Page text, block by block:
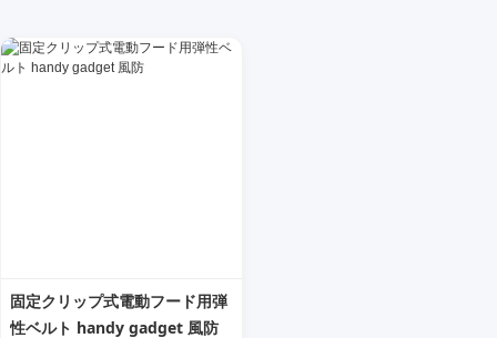
ホース,ベルト,用品, wholesale ホースとベルト,
固定クリップ式電動フード用弾
性ベルト handy gadget 風防